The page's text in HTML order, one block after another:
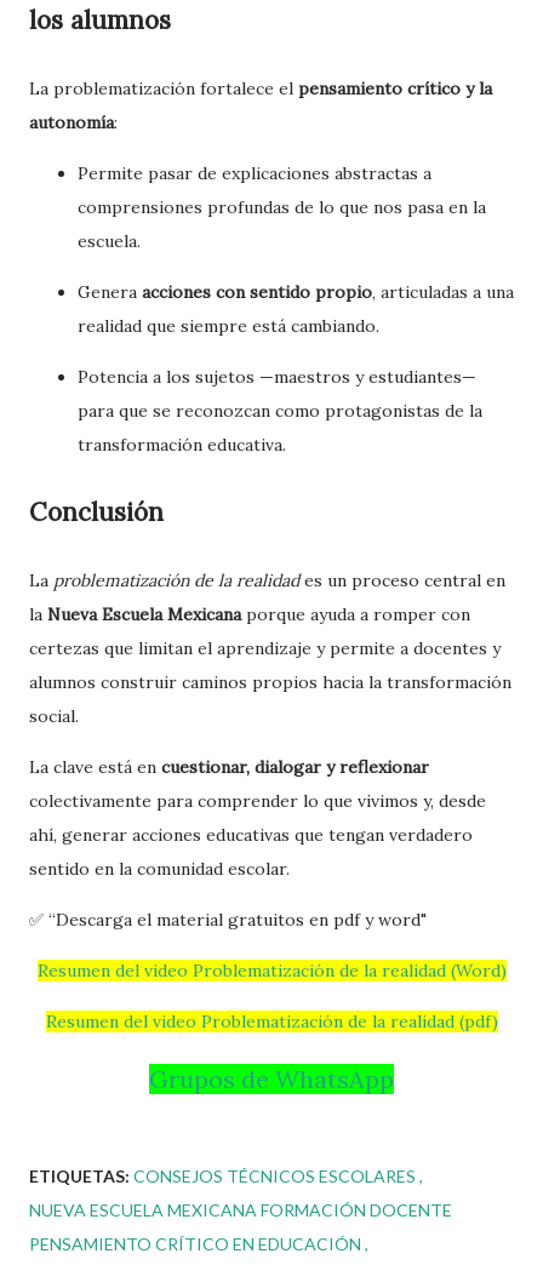
los alumnos
La problematización fortalece el pensamiento crítico y la
autonomía:
Permite pasar de explicaciones abstractas a
comprensiones profundas de lo que nos pasa en la
escuela.
Genera acciones con sentido propio, articuladas a una
realidad que siempre está cambiando.
Potencia a los sujetos —maestros y estudiantes—
para que se reconozcan como protagonistas de la
transformación educativa.
Conclusión
La problematización de la realidades un proceso central en
la Nueva Escuela Mexicanaporque ayuda a romper con
certezas que limitan el aprendizaje y permite a docentes y
alumnos construir caminos propios hacia la transformación
social.
La clave está en cuestionar, dialogar y reflexionar
colectivamente para comprender lo que vivimos y, desde
ahí, generar acciones educativas que tengan verdadero
sentido en la comunidad escolar.
✅ “Descarga el material gratuitos en pdf y word"
Resumen del video Problematización de la realidad (Word)
Resumen del video Problematización de la realidad (pdf)
Grupos de WhatsApp
ETIQUETAS: CONSEJOS TÉCNICOS ESCOLARES
NUEVA ESCUELA MEXICANA FORMACIÓN DOCENTE
PENSAMIENTO CRÍTICO EN EDUCACIÓN